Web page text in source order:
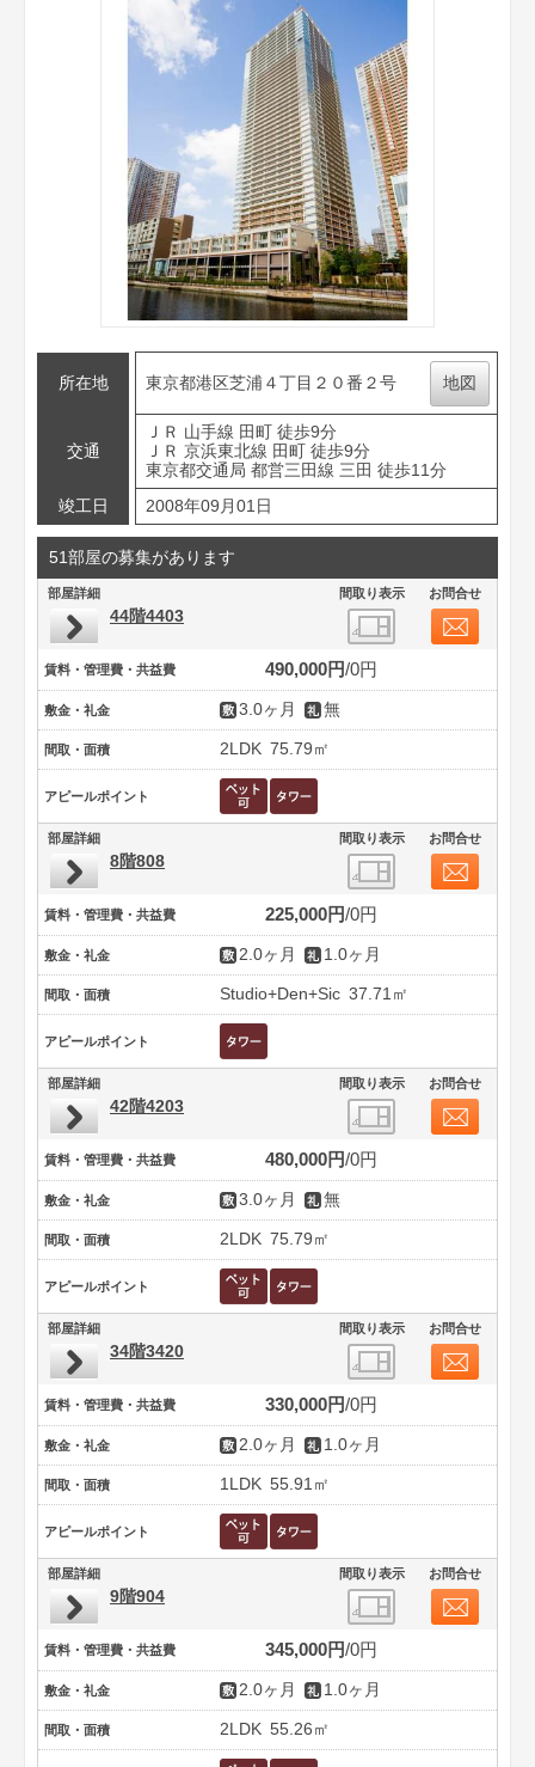
所在地 東京都港区芝浦４丁目２０番２号 地図
交通
ＪＲ 山手線 田町 徒歩9分
ＪＲ 京浜東北線 田町 徒歩9分
東京都交通局 都営三田線 三田 徒歩11分
竣工日
2008年09月01日
51部屋の募集があります
部屋詳細 間取り表示 お問合せ
44階4403
賃料・管理費・共益費 490,000円 0円
敷金・礼金 3.0ヶ月 無
間取・面積 2LDK 75.79㎡
アピールポイント
部屋詳細 間取り表示 お問合せ
8階808
賃料・管理費・共益費 225,000円 0円
敷金・礼金 2.0ヶ月 1.0ヶ月
間取・面積 Studio+Den+Sic 37.71㎡
アピールポイント
部屋詳細 間取り表示 お問合せ
42階4203
賃料・管理費・共益費 480,000円 0円
敷金・礼金 3.0ヶ月 無
間取・面積 2LDK 75.79㎡
アピールポイント
部屋詳細 間取り表示 お問合せ
34階3420
賃料・管理費・共益費 330,000円 0円
敷金・礼金 2.0ヶ月 1.0ヶ月
間取・面積 1LDK 55.91㎡
アピールポイント
部屋詳細 間取り表示 お問合せ
9階904
賃料・管理費・共益費 345,000円 0円
敷金・礼金 2.0ヶ月 1.0ヶ月
間取・面積 2LDK 55.26㎡